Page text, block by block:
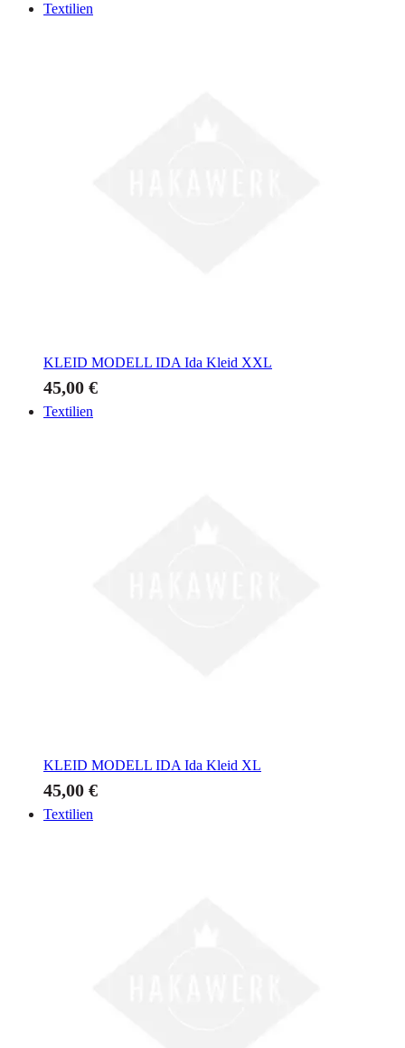
Textilien
KLEID MODELL IDA Ida Kleid XXL
45,00 €
Textilien
KLEID MODELL IDA Ida Kleid XL
45,00 €
Textilien